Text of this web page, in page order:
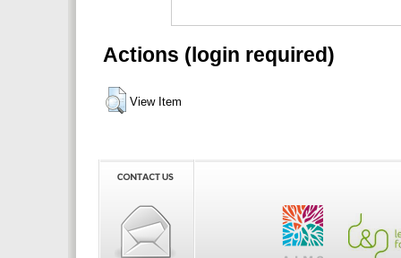
Actions (login required)
View Item